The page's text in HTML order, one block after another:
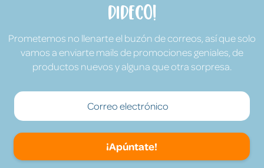
Dideco!
Prometemos no llenarte el buzón de correos, así que solo
vamos a enviarte mails de promociones geniales, de
productos nuevos y alguna que otra sorpresa.
¡Apúntate!